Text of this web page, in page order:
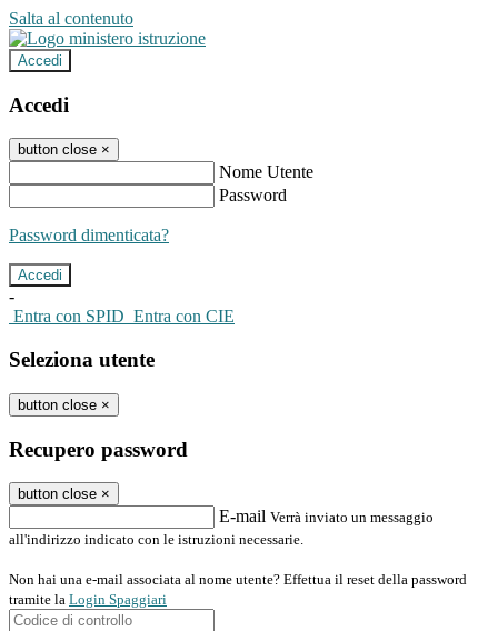
Salta al contenuto
Accedi
Accedi
button close ×
Nome Utente
Password
Password dimenticata?
-
Entra con SPID Entra con CIE
Seleziona utente
button close ×
Recupero password
button close ×
E-mail Verrà inviato un messaggio
all'indirizzo indicato con le istruzioni necessarie.
Non hai una e-mail associata al nome utente? Effettua il reset della password
tramite la Login Spaggiari